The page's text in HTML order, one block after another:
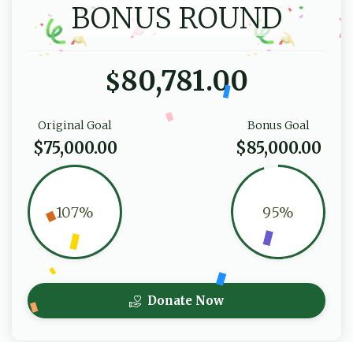
BONUS ROUND
$80,781.00
Bonus Goal
$85,000.00
95%
Original Goal
$75,000.00
107%
Donate Now